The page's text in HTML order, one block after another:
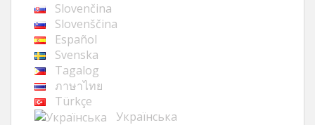
Slovenčina
Slovenščina
Español
Svenska
Tagalog
ภาษาไทย
Türkçe
Українська